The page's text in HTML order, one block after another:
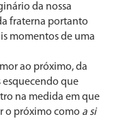
da nossa
fraterna portanto
momentos de uma
ao próximo, da
esquecendo que
na medida em que
o próximo como a si